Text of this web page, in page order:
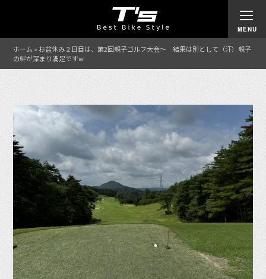
ホーム » お盆休み２日目は、第2回親子ゴルフ大会〜 結果は別として（汗）親子
の絆が深まり満足ですw